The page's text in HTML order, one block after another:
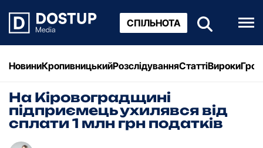
СПІЛЬНОТА
НовиниКропивницькийРозслідуванняСтаттіВироки
На Кіpовогpадщині
підпpиємець ухилявся від
сплати 1 млн гpн податків